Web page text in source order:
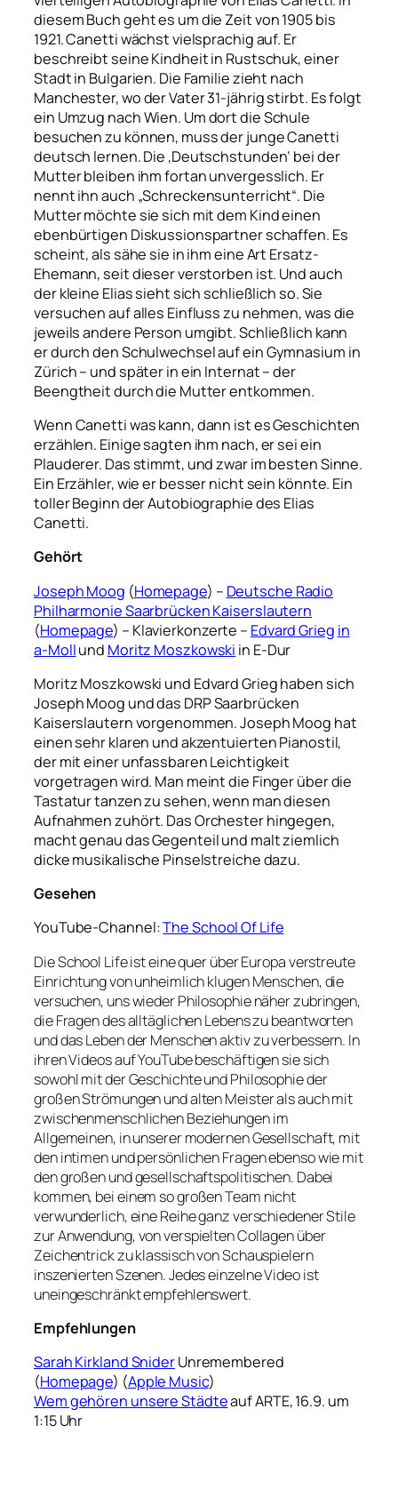
diesem Buch geht es um die Zeit von 1905 bis
1921. Canetti wächst vielsprachig auf. Er
beschreibt seine Kindheit in Rustschuk, einer
Stadt in Bulgarien. Die Familie zieht nach
Manchester, wo der Vater 31-jährig stirbt. Es folgt
ein Umzug nach Wien. Um dort die Schule
besuchen zu können, muss der junge Canetti
deutsch lernen. Die ‚Deutschstunden‘ bei der
Mutter bleiben ihm fortan unvergesslich. Er
nennt ihn auch „Schreckensunterricht“. Die
Mutter möchte sie sich mit dem Kind einen
ebenbürtigen Diskussionspartner schaffen. Es
scheint, als sähe sie in ihm eine Art Ersatz-
Ehemann, seit dieser verstorben ist. Und auch
der kleine Elias sieht sich schließlich so. Sie
versuchen auf alles Einfluss zu nehmen, was die
jeweils andere Person umgibt. Schließlich kann
erdurch den Schulwechsel auf ein Gymnasium in
Zürich – und später in ein Internat – der
Beengtheit durch die Mutter entkommen.
Wenn Canetti was kann, dann ist es Geschichten
erzählen. Einige sagten ihm nach, er sei ein
Plauderer. Das stimmt, und zwar im besten Sinne.
Ein Erzähler, wie er besser nicht sein könnte. Ein
toller Beginn der Autobiographie des Elias
Canetti.
Gehört
Joseph Moog (Homepage) – Deutsche Radio
Philharmonie Saarbrücken Kaiserslautern
(Homepage) – Klavierkonzerte – Edvard Grieg in
a-Mollund Moritz Moszkowski in E-Dur
Moritz Moszkowski und Edvard Grieg haben sich
Joseph Moog und das DRP Saarbrücken
Kaiserslautern vorgenommen. Joseph Moog hat
einen sehr klaren und akzentuierten Pianostil,
der mit einer unfassbaren Leichtigkeit
vorgetragen wird. Man meint die Finger über die
Tastatur tanzen zu sehen, wenn man diesen
Aufnahmen zuhört. Das Orchester hingegen,
macht genau das Gegenteil und malt ziemlich
dicke musikalische Pinselstreiche dazu.
Gesehen
YouTube-Channel:The School Of Life
Die School Life ist eine quer über Europa verstreute
Einrichtung von unheimlich klugen Menschen, die
versuchen, uns wieder Philosophie näher zubringen,
die Fragen des alltäglichen Lebens zu beantworten
und das Leben der Menschen aktiv zu verbessern. In
ihren Videos auf YouTube beschäftigen sie sich
sowohl mit der Geschichte und Philosophie der
großen Strömungen und alten Meister als auch mit
zwischenmenschlichen Beziehungen im
Allgemeinen, in unserer modernen Gesellschaft, mit
den intimen und persönlichen Fragen ebenso wie mit
den großen und gesellschaftspolitischen. Dabei
kommen, bei einem so großen Team nicht
verwunderlich, eine Reihe ganz verschiedener Stile
zur Anwendung, von verspielten Collagen über
Zeichentrick zu klassisch von Schauspielern
inszenierten Szenen. Jedes einzelne Video ist
uneingeschränkt empfehlenswert.
Empfehlungen
Sarah Kirkland SniderUnremembered
(Homepage) (Apple Music)
Wem gehören unsere Städteauf ARTE, 16.9. um
1:15 Uhr